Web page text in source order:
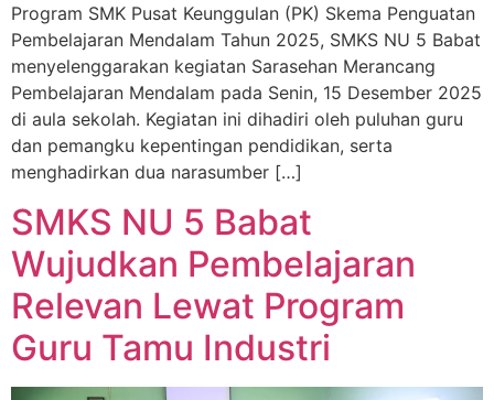
Program SMK Pusat Keunggulan (PK) Skema Penguatan
Pembelajaran Mendalam Tahun 2025, SMKS NU 5 Babat
menyelenggarakan kegiatan Sarasehan Merancang
Pembelajaran Mendalam pada Senin, 15 Desember 2025
di aula sekolah. Kegiatan ini dihadiri oleh puluhan guru
dan pemangku kepentingan pendidikan, serta
menghadirkan dua narasumber […]
SMKS NU 5 Babat
Wujudkan Pembelajaran
Relevan Lewat Program
Guru Tamu Industri